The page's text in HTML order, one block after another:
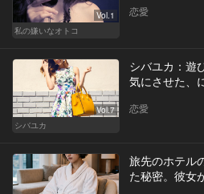
Vol.1
私の嫌いなオトコ
恋愛
Vol.7
シバユカ
シバユカ：遊
気にさせた、
恋愛
旅先のホテル
た秘密。彼女